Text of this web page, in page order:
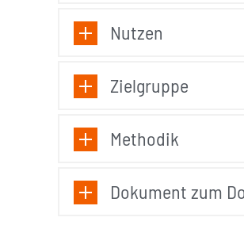
Nutzen
Zielgruppe
Methodik
Dokument zum